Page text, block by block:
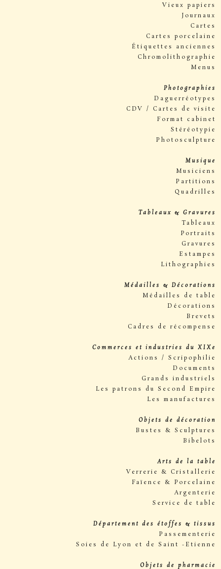
Vieux papiers
Journaux
Cartes
Cartes porcelaine
Étiquettes anciennes
Chromolithographie
Menus
Photographies
Daguerréotypes
CDV / Cartes de visite
Format cabinet
Stéréotypie
Photosculpture
Musique
Musiciens
Partitions
Quadrilles
Tableaux & Gravures
Tableaux
Portraits
Gravures
Estampes
Lithographies
Médailles & Décorations
Médailles de table
Décorations
Brevets
Cadres de récompense
Commerces et industries du XIXe
Actions / Scripophilie
Documents
Grands industriels
Les patrons du Second Empire
Les manufactures
Objets de décoration
Bustes & Sculptures
Bibelots
Arts de la table
Verrerie & Cristallerie
Faïence & Porcelaine
Argenterie
Service de table
Département des étoffes & tissus
Passementerie
Soies de Lyon et de Saint -Etienne
Objets de pharmacie